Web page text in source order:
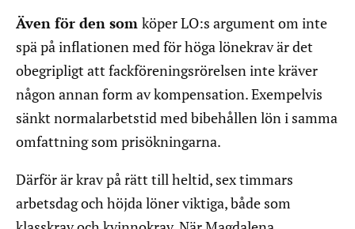
Även för den som köper LO:s argument om inte
spä på inflationen med för höga lönekrav är det
obegripligt att fackföreningsrörelsen inte kräver
någon annan form av kompensation. Exempelvis
sänkt normalarbetstid med bibehållen lön i samma
omfattning som prisökningarna.
Därför är krav på rätt till heltid, sex timmars
arbetsdag och höjda löner viktiga, både som